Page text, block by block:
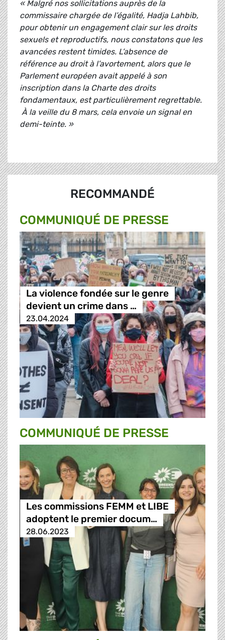
« Malgré nos sollicitations auprès de la
commissaire chargée de l’égalité, Hadja Lahbib,
pour obtenir un engagement clair sur les droits
sexuels et reproductifs, nous constatons que les
avancées restent timides. L’absence de
référence au droit à l’avortement, alors que le
Parlement européen avait appelé à son
inscription dans la Charte des droits
fondamentaux, est particulièrement regrettable.
À la veille du 8 mars, cela envoie un signal en
demi-teinte. »
RECOMMANDÉ
COMMUNIQUÉ DE PRESSE
La violence fondée sur le genre
devient un crime dans …
23.04.2024
COMMUNIQUÉ DE PRESSE
Les commissions FEMM et LIBE
adoptent le premier docum…
28.06.2023